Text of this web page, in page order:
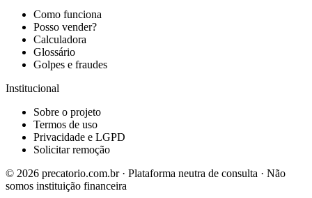
Como funciona
Posso vender?
Calculadora
Glossário
Golpes e fraudes
Institucional
Sobre o projeto
Termos de uso
Privacidade e LGPD
Solicitar remoção
© 2026 precatorio.com.br · Plataforma neutra de consulta · Não
somos instituição financeira